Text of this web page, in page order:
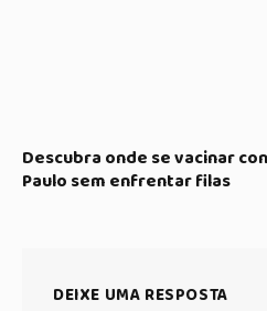
Descubra onde se vacinar
Paulo sem enfrentar filas
DEIXE UMA RESPOSTA